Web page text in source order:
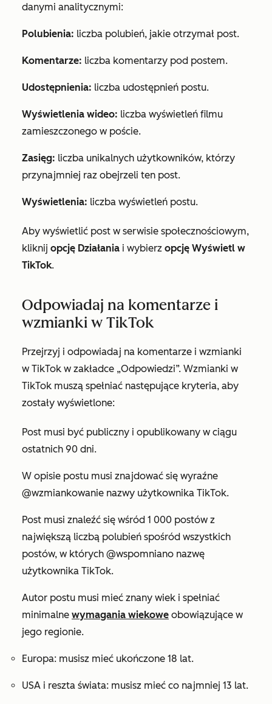
danymi analitycznymi:
Polubienia: liczba polubień, jakie otrzymał post.
Komentarze: liczba komentarzy pod postem.
Udostępnienia: liczba udostępnień postu.
Wyświetlenia wideo: liczba wyświetleń filmu
zamieszczonego w poście.
Zasięg: liczba unikalnych użytkowników, którzy
przynajmniej raz obejrzeli ten post.
Wyświetlenia: liczba wyświetleń postu.
Aby wyświetlić post w serwisie społecznościowym,
kliknij opcję Działania i wybierz opcję Wyświetl w
TikTok.
Odpowiadaj na komentarze i
wzmianki w TikTok
Przejrzyj i odpowiadaj na komentarze i wzmianki
w TikTok w zakładce „Odpowiedzi”. Wzmianki w
TikTok muszą spełniać następujące kryteria, aby
zostały wyświetlone:
Post musi być publiczny i opublikowany w ciągu
ostatnich 90 dni.
W opisie postu musi znajdować się wyraźne
@wzmiankowanie nazwy użytkownika TikTok.
Post musi znaleźć się wśród 1 000 postów z
największą liczbą polubień spośród wszystkich
postów, w których @wspomniano nazwę
użytkownika TikTok.
Autor postu musi mieć znany wiek i spełniać
minimalne wymagania wiekowe obowiązujące w
jego regionie.
Europa: musisz mieć ukończone 18 lat.
USA i reszta świata: musisz mieć co najmniej 13 lat.